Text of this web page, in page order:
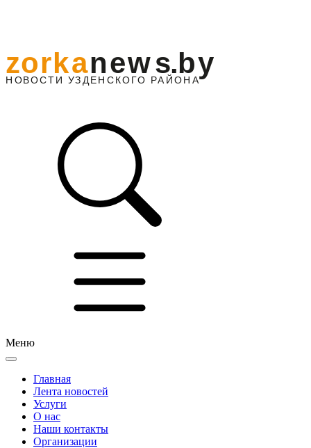
Меню
Главная
Лента новостей
Услуги
О нас
Наши контакты
Организации